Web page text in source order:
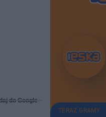
do Google
TERAZ GRAMY